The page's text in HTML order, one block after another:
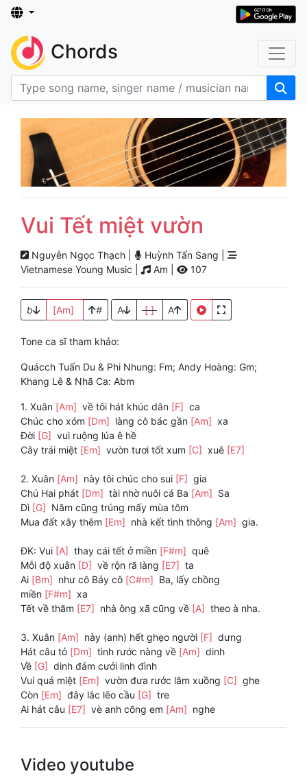
Chords
Vui Tết miệt vườn
Nguyễn Ngọc Thạch |
Huỳnh Tấn Sang |
Vietnamese Young Music |
Am | 107
b [Am] # A [ ] A
Tone ca sĩ tham khảo:
Quácch Tuấn Du & Phi Nhung: Fm; Andy Hoàng: Gm;
Khang Lê & Nhã Ca: Abm
1. Xuân [Am] về tôi hát khúc dân [F] ca
Chúc cho xóm [Dm] làng cô bác gần [Am] xa
Đời [G] vui ruộng lúa ê hề
Cây trái miệt [Em] vườn tươi tốt xum [C] xuê [E7]
2. Xuân [Am] này tôi chúc cho sui [F] gia
Chú Hai phát [Dm] tài nhờ nuôi cá Ba [Am] Sa
Dì [G] Năm cũng trúng mấy mùa tôm
Mua đất xây thêm [Em] nhà kết tình thông [Am] gia.
ĐK: Vui [A] thay cái tết ở miền [F#m] quê
Mỗi độ xuân [D] về rộn rã làng [E7] ta
Ai [Bm] như cô Bảy cô [C#m] Ba, lấy chồng
miền [F#m] xa
Tết về thăm [E7] nhà ông xã cũng về [A] theo à nha.
3. Xuân [Am] này (anh) hết ghẹo người [F] dưng
Hát câu tỏ [Dm] tình rước nàng về [Am] dinh
Về [G] dinh đám cưới linh đình
Vui quá miệt [Em] vườn đưa rước lắm xuồng [C] ghe
Còn [Em] đây lắc lẽo cầu [G] tre
Ai hát câu [E7] vè anh cõng em [Am] nghe
Video youtube